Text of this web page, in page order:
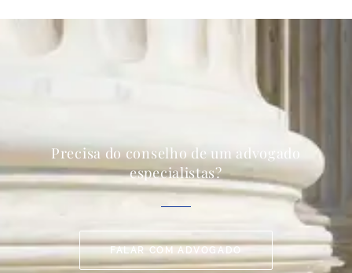
Precisa do conselho de um advogado
especialistas?
FALAR COM ADVOGADO